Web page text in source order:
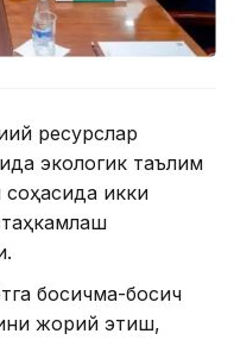
ресурслар
экологик таълим
икки
босқичма-босқич
жорий этиш,